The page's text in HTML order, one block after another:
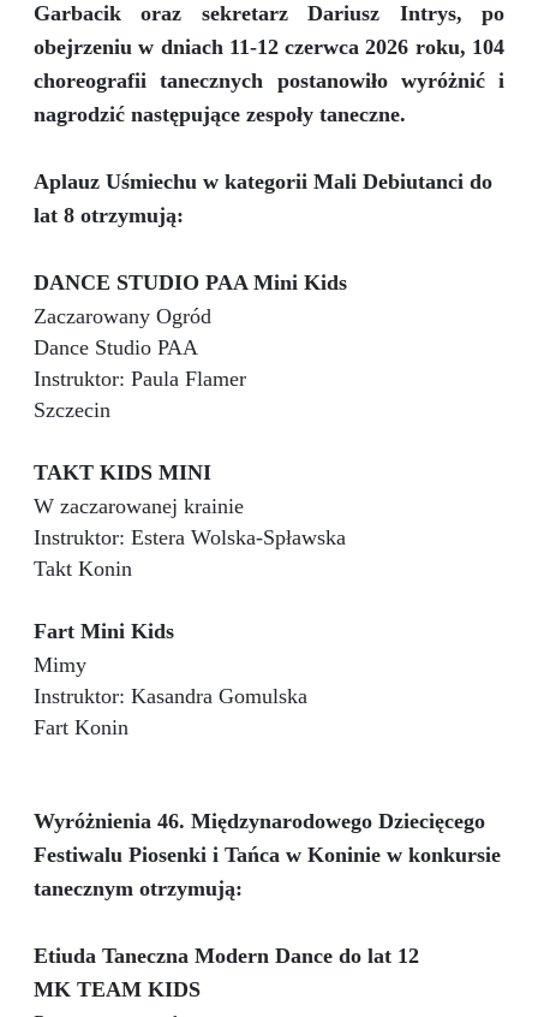
Garbacik oraz sekretarz Dariusz Intrys, po
obejrzeniu w dniach 11-12 czerwca 2026 roku, 104
choreografii tanecznych postanowiło wyróżnić i
nagrodzić następujące zespoły taneczne.
Aplauz Uśmiechu w kategorii Mali Debiutanci do
lat 8 otrzymują:
DANCE STUDIO PAA Mini Kids
Zaczarowany Ogród
Dance Studio PAA
Instruktor: Paula Flamer
Szczecin
TAKT KIDS MINI
W zaczarowanej krainie
Instruktor: Estera Wolska-Spławska
Takt Konin
Fart Mini Kids
Mimy
Instruktor: Kasandra Gomulska
Fart Konin
Wyróżnienia 46. Międzynarodowego Dziecięcego
Festiwalu Piosenki i Tańca w Koninie w konkursie
tanecznym otrzymują:
Etiuda Taneczna Modern Dance do lat 12
MK TEAM KIDS